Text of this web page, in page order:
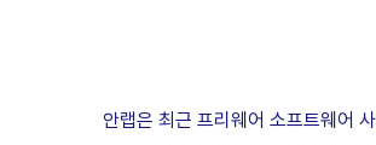
안랩은 최근 프리웨어 소프트웨어